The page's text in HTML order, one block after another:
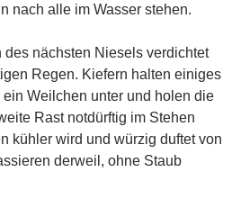
nach alle im Wasser stehen.
des nächsten Niesels verdichtet
Regen. Kiefern halten einiges
Weilchen unter und holen die
Rast notdürftig im Stehen
kühler wird und würzig duftet von
derweil, ohne Staub